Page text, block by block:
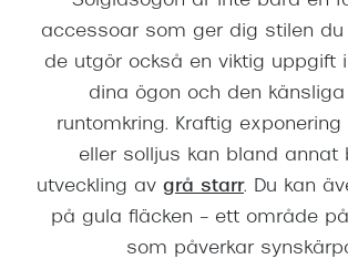
accessoar som ger dig stilen du
de utgör också en viktig uppgift
dina ögon och den känsliga
runtomkring. Kraftig exponering
eller solljus kan bland annat
utveckling av grå starr. Du kan
på gula fläcken – ett område
som påverkar